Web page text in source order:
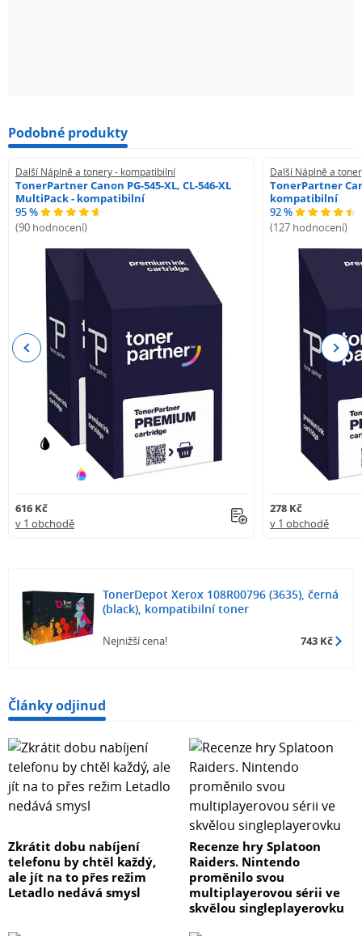
Podobné produkty
Další Náplně a tonery - kompatibilní
TonerPartner Canon PG-545-XL, CL-546-XL
MultiPack - kompatibilní
95 %
(90 hodnocení)
616 Kč
v 1 obchodě
Další Náplně a
TonerPartner
kompatibilní
92 %
(127 hodnocení)
278 Kč
v 1 obchodě
Previous Next
TonerDepot Xerox 108R00796 (3635), černá
(black), kompatibilní toner
Nejnižší cena! 743 Kč
Články odjinud
Zkrátit dobu nabíjení
telefonu by chtěl každý,
ale jít na to přes režim
Letadlo nedává smysl
Recenze hry Splatoon
Raiders. Nintendo
proměnilo svou
multiplayerovou sérii ve
skvělou singleplayerovku